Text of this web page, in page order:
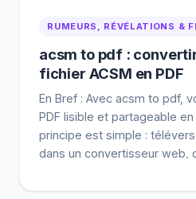
RUMEURS, RÉVÉLATIONS &
acsm to pdf :
fichier ACSM en PDF
En Bref : Avec acsm to pdf,
PDF lisible et partageable
principe est simple :
dans un convertisseur web,
téléchargez le résultat et